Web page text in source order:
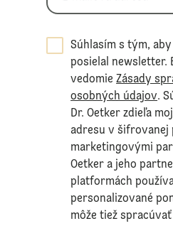
Súhlasím s tým,
posielal newsletter.
vedomieZásady
osobných údajov.
Dr. Oetker zdieľa
adresu v šifrovanej
marketingovými
Oetker a jeho
platformách
personalizované
môže tiež